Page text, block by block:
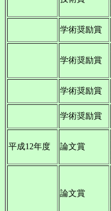
学術奨励賞
学術奨励賞
学術奨励賞
学術奨励賞
平成12年度 論文賞
論文賞